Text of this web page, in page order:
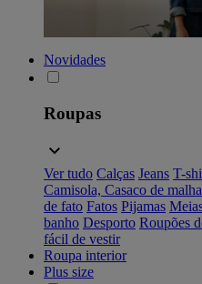
Novidades
Roupas
Ver tudo Calças Jeans T-
Camisola, Casaco de malha
de fato Fatos Pijamas
banho Desporto Roupões
fácil de vestir
Roupa interior
Plus size